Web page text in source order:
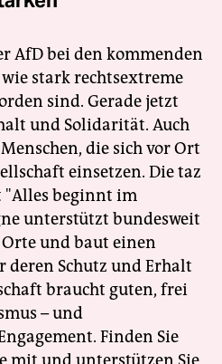
AfD bei den kommenden
stark rechtsextreme
sind. Gerade jetzt
und Solidarität. Auch
die sich vor Ort
einsetzen. Die taz
"Alles beginnt im
unterstützt bundesweit
und baut einen
deren Schutz und Erhalt
braucht guten, frei
– und
Finden Sie